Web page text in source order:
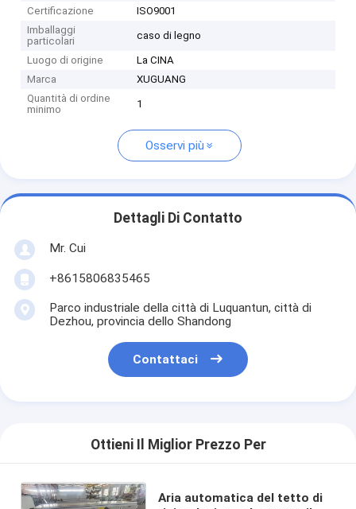
Certificazione
ISO9001
Imballaggi
particolari
caso di legno
Luogo di origine
La CINA
Marca
XUGUANG
Quantità di ordine
minimo
1
Osservi più
Dettagli Di Contatto
Mr. Cui
+8615806835465
Parco industriale della città di Luquantun, città di
Dezhou, provincia dello Shandong
Contattaci
Ottieni Il Miglior Prezzo Per
Aria automatica del tetto di